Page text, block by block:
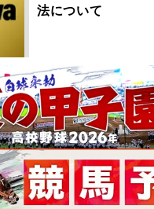
法について